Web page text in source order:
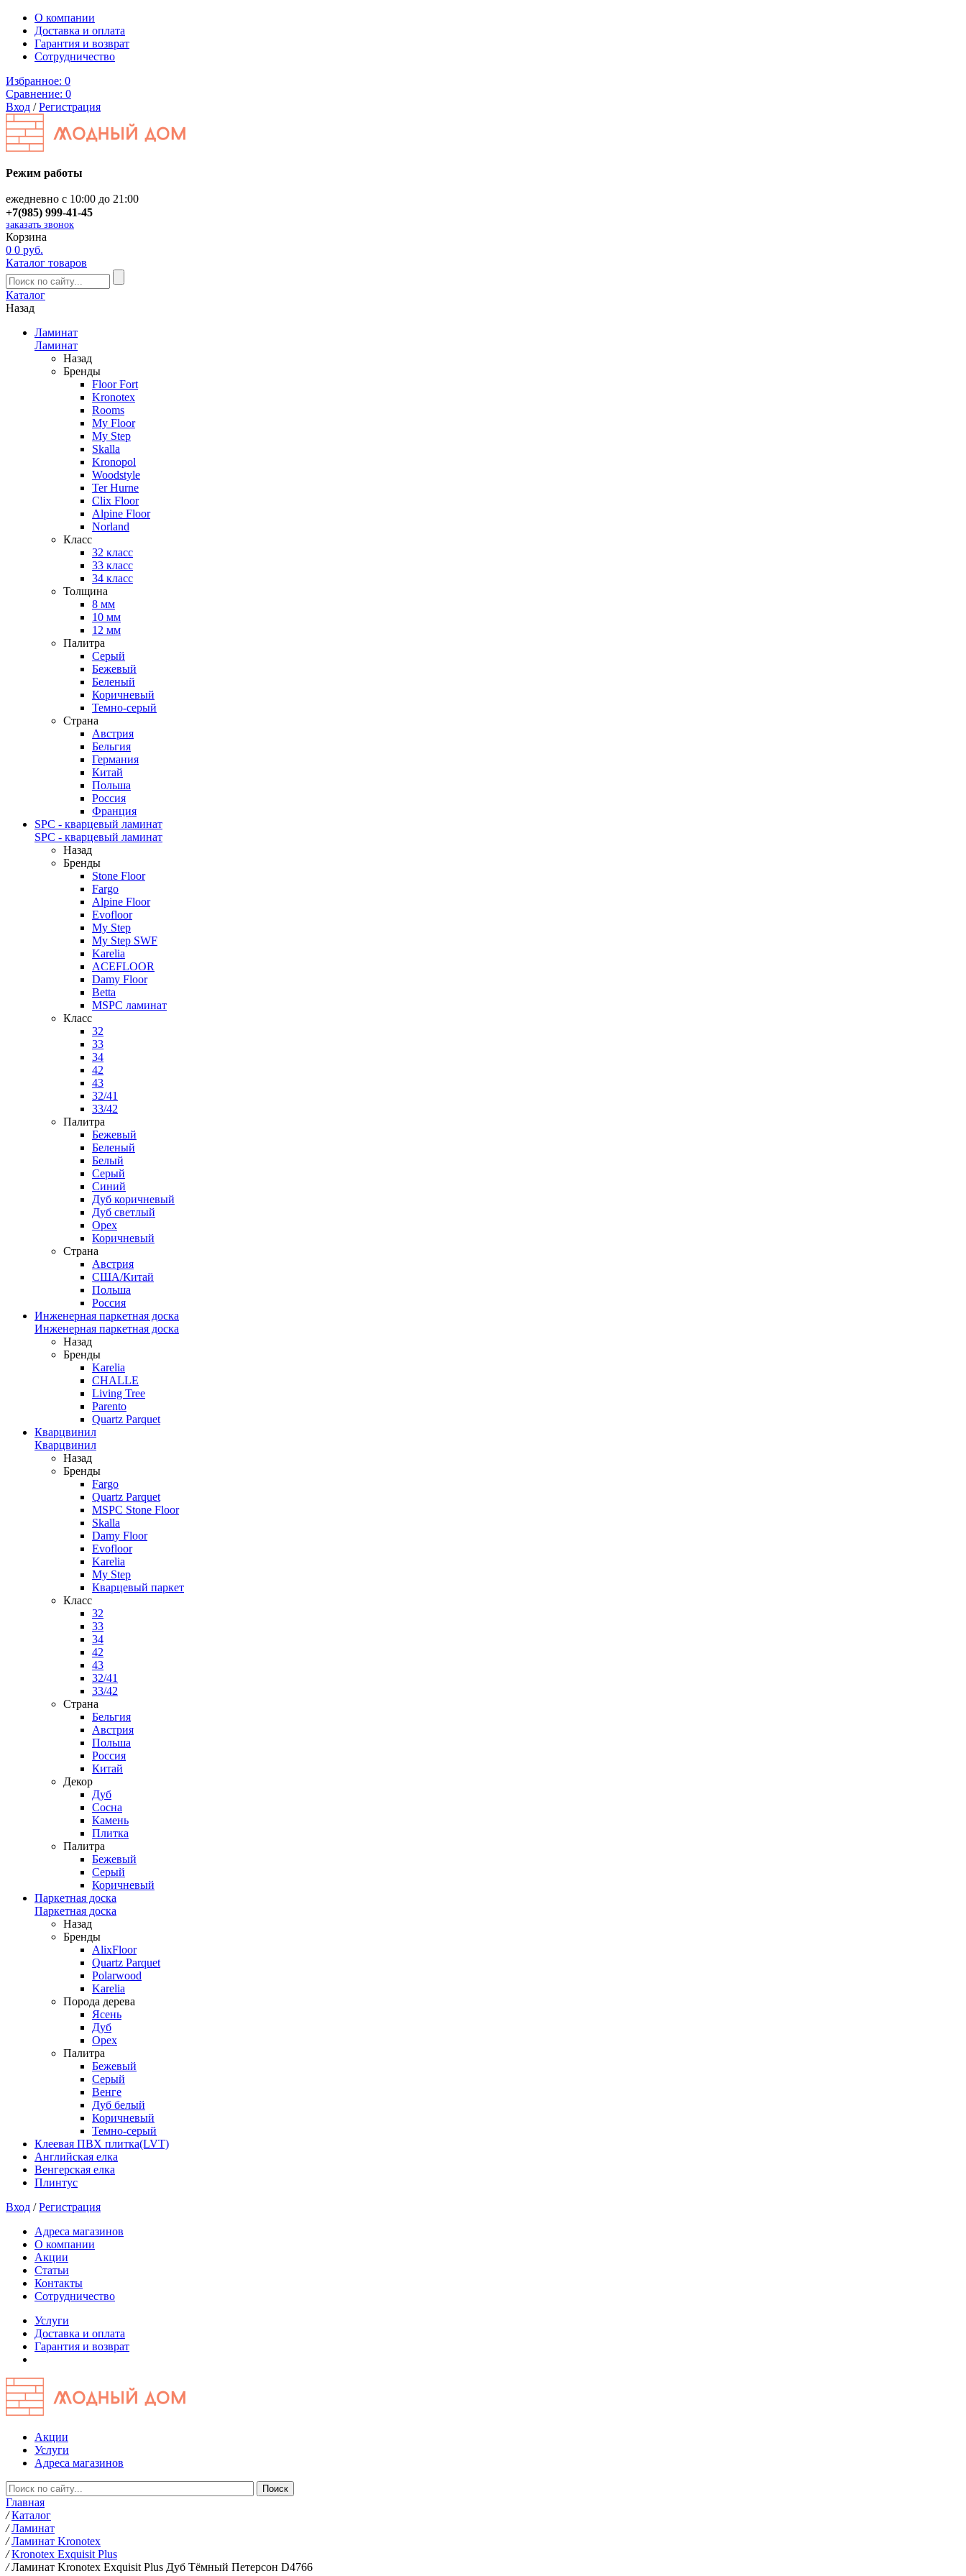
О компании
Доставка и оплата
Гарантия и возврат
Сотрудничество
Избранное: 0
Сравнение: 0
Вход /Регистрация
Режим работы
ежедневно с 10:00 до 21:00
+7(985) 999-41-45
заказать звонок
Корзина
0 0 руб.
Каталог товаров
Каталог
Назад
Ламинат
Ламинат
Назад
Бренды
Floor Fort
Kronotex
Rooms
My Floor
My Step
Skalla
Kronopol
Woodstyle
Ter Hurne
Clix Floor
Alpine Floor
Norland
Класс
32 класс
33 класс
34 класс
Толщина
8 мм
10 мм
12 мм
Палитра
Серый
Бежевый
Беленый
Коричневый
Темно-серый
Страна
Австрия
Бельгия
Германия
Китай
Польша
Россия
Франция
SPC - кварцевый ламинат
SPC - кварцевый ламинат
Назад
Бренды
Stone Floor
Fargo
Alpine Floor
Evofloor
My Step
My Step SWF
Karelia
ACEFLOOR
Damy Floor
Betta
MSPC ламинат
Класс
32
33
34
42
43
32/41
33/42
Палитра
Бежевый
Беленый
Белый
Серый
Синий
Дуб коричневый
Дуб светлый
Орех
Коричневый
Страна
Австрия
США/Китай
Польша
Россия
Инженерная паркетная доска
Инженерная паркетная доска
Назад
Бренды
Karelia
CHALLE
Living Tree
Parento
Quartz Parquet
Кварцвинил
Кварцвинил
Назад
Бренды
Fargo
Quartz Parquet
MSPC Stone Floor
Skalla
Damy Floor
Evofloor
Karelia
My Step
Кварцевый паркет
Класс
32
33
34
42
43
32/41
33/42
Страна
Бельгия
Австрия
Польша
Россия
Китай
Декор
Дуб
Сосна
Камень
Плитка
Палитра
Бежевый
Серый
Коричневый
Паркетная доска
Паркетная доска
Назад
Бренды
AlixFloor
Quartz Parquet
Polarwood
Karelia
Порода дерева
Ясень
Дуб
Орех
Палитра
Бежевый
Серый
Венге
Дуб белый
Коричневый
Темно-серый
Клеевая ПВХ плитка(LVT)
Английская елка
Венгерская елка
Плинтус
Вход /Регистрация
Адреса магазинов
О компании
Акции
Статьи
Контакты
Сотрудничество
Услуги
Доставка и оплата
Гарантия и возврат
Акции
Услуги
Адреса магазинов
Главная
/ Каталог
/ Ламинат
/ Ламинат Kronotex
/ Kronotex Exquisit Plus
/ Ламинат Kronotex Exquisit Plus Дуб Тёмный Петерсон D4766